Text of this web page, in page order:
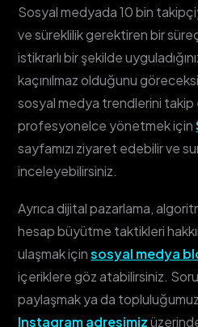
Sosyal medyada 10 bin
ve süreklilik gerektiren bir
istikrarlı bir şekilde
kaçınılmaz olduğunu
sosyal medya trendlerini takip
profesyonelce yönetmek için
sayfamızı ziyaret edebilir ve
inceleyebilirsiniz.
Ayrıca dijital pazarlama,
hesap büyütme taktikleri
ulaşmak içinsosyal medya
içeriklere göz atabilirsiniz.
paylaşmak ya da
Instagram adresimiz